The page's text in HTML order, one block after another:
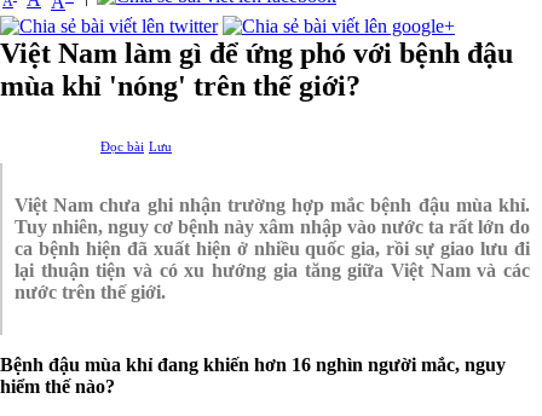
Việt Nam làm gì để ứng phó với bệnh đậu
mùa khỉ 'nóng' trên thế giới?
Đọc bài Lưu
Việt Nam chưa ghi nhận trường hợp mắc bệnh đậu mùa khỉ.
Tuy nhiên, nguy cơ bệnh này xâm nhập vào nước ta rất lớn do
ca bệnh hiện đã xuất hiện ở nhiều quốc gia, rồi sự giao lưu đi
lại thuận tiện và có xu hướng gia tăng giữa Việt Nam và các
nước trên thế giới.
Bệnh đậu mùa khỉ đang khiến hơn 16 nghìn người mắc, nguy
hiểm thế nào?